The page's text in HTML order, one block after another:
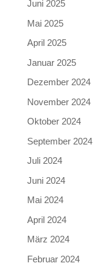
Juni 2025
Mai 2025
April 2025
Januar 2025
Dezember 2024
November 2024
Oktober 2024
September 2024
Juli 2024
Juni 2024
Mai 2024
April 2024
März 2024
Februar 2024